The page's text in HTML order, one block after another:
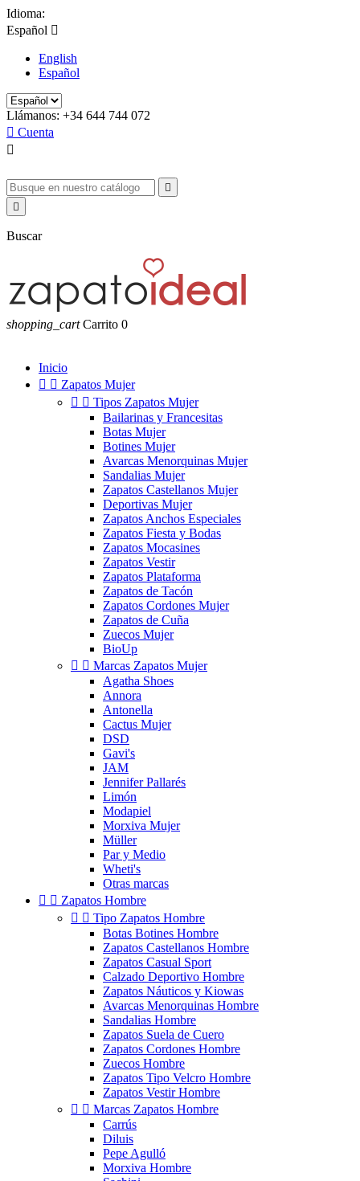
Idioma:
Español 
English
Español
Llámanos: +34 644 744 072
 Cuenta



Buscar
shopping_cart Carrito 0
Inicio
  Zapatos Mujer
  Tipos Zapatos Mujer
Bailarinas y Francesitas
Botas Mujer
Botines Mujer
Avarcas Menorquinas Mujer
Sandalias Mujer
Zapatos Castellanos Mujer
Deportivas Mujer
Zapatos Anchos Especiales
Zapatos Fiesta y Bodas
Zapatos Mocasines
Zapatos Vestir
Zapatos Plataforma
Zapatos de Tacón
Zapatos Cordones Mujer
Zapatos de Cuña
Zuecos Mujer
BioUp
  Marcas Zapatos Mujer
Agatha Shoes
Annora
Antonella
Cactus Mujer
DSD
Gavi's
JAM
Jennifer Pallarés
Limón
Modapiel
Morxiva Mujer
Müller
Par y Medio
Wheti's
Otras marcas
  Zapatos Hombre
  Tipo Zapatos Hombre
Botas Botines Hombre
Zapatos Castellanos Hombre
Zapatos Casual Sport
Calzado Deportivo Hombre
Zapatos Náuticos y Kiowas
Avarcas Menorquinas Hombre
Sandalias Hombre
Zapatos Suela de Cuero
Zapatos Cordones Hombre
Zuecos Hombre
Zapatos Tipo Velcro Hombre
Zapatos Vestir Hombre
  Marcas Zapatos Hombre
Carrús
Diluis
Pepe Agulló
Morxiva Hombre